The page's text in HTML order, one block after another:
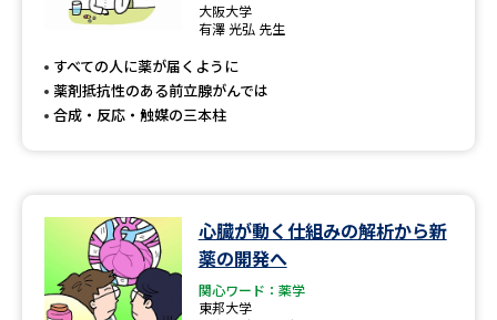
大阪大学
有澤 光弘 先生
すべての人に薬が届くように
薬剤抵抗性のある前立腺がんでは
合成・反応・触媒の三本柱
心臓が動く仕組みの解析から新
薬の開発へ
関心ワード：薬学
東邦大学